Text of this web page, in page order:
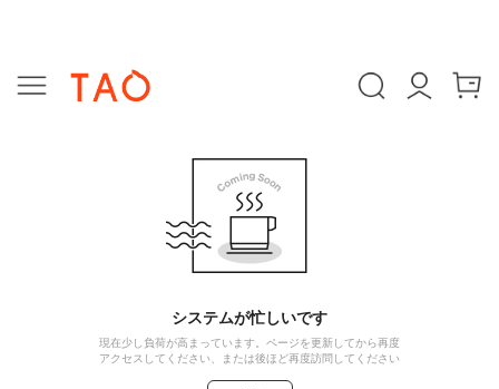
システムが忙しいです
現在少し負荷が高まっています。ページを更新してから再度
アクセスしてください、または後ほど再度訪問してください